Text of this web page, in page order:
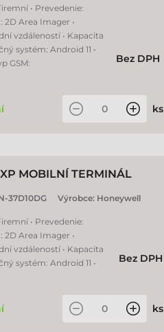
• Prevedenie:
2D Area Imager •
vzdáleností • Kapacita
systém: Android 11 •
GSM:
Bez DPH
ks
MOBILNÍ TERMINÁL
37D10DG Výrobce: Honeywell
• Prevedenie:
2D Area Imager •
vzdáleností • Kapacita
systém: Android 11 •
Bez DPH
ks